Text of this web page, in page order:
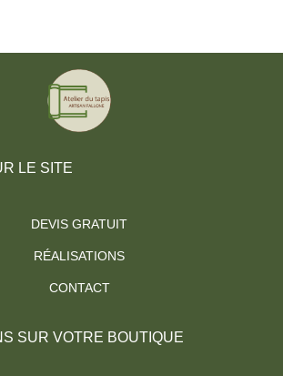
LE SITE
DEVIS GRATUIT
RÉALISATIONS
CONTACT
SUR VOTRE BOUTIQUE